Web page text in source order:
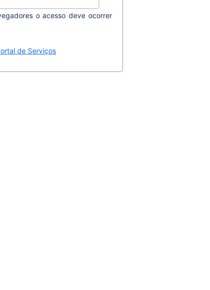
o acesso deve ocorrer
de Serviços